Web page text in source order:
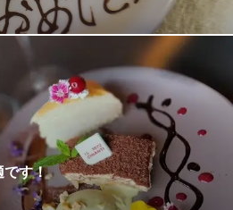
ル2F
に、特別な日の演出はグラートにお
ーティーコースは4,000円～ご用意し
ライズパーティーから、大切な人と
々なシーンをおもてなし致します。
ト
分
です！